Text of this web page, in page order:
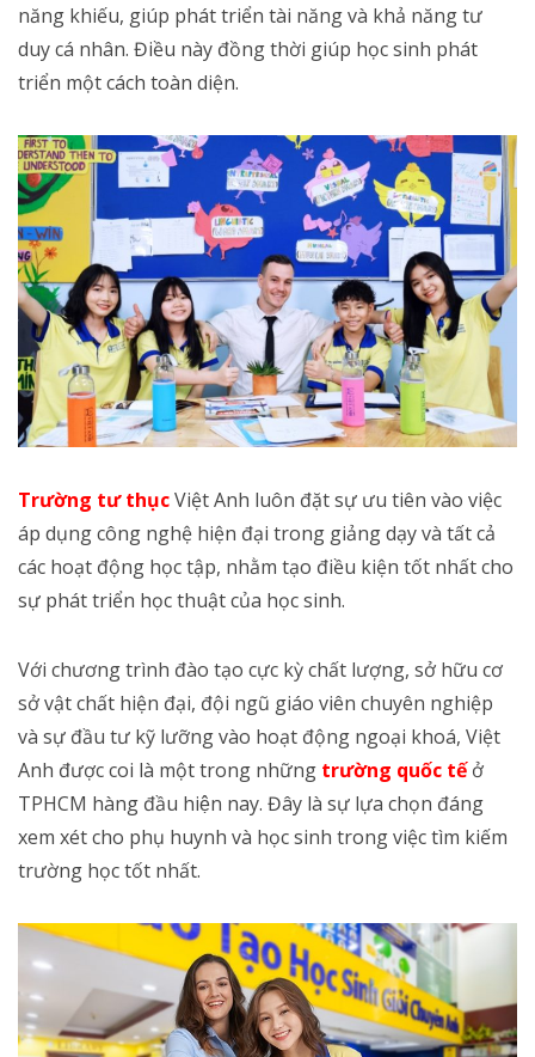
năng khiếu, giúp phát triển tài năng và khả năng tư
duy cá nhân. Điều này đồng thời giúp học sinh phát
triển một cách toàn diện.
Trường tư thụcViệt Anh luôn đặt sự ưu tiên vào việc
áp dụng công nghệ hiện đại trong giảng dạy và tất cả
các hoạt động học tập, nhằm tạo điều kiện tốt nhất cho
sự phát triển học thuật của học sinh.
Với chương trình đào tạo cực kỳ chất lượng, sở hữu cơ
sở vật chất hiện đại, đội ngũ giáo viên chuyên nghiệp
và sự đầu tư kỹ lưỡng vào hoạt động ngoại khoá, Việt
Anh được coi là một trong những trường quốc tếở
TPHCM hàng đầu hiện nay. Đây là sự lựa chọn đáng
xem xét cho phụ huynh và học sinh trong việc tìm kiếm
trường học tốt nhất.